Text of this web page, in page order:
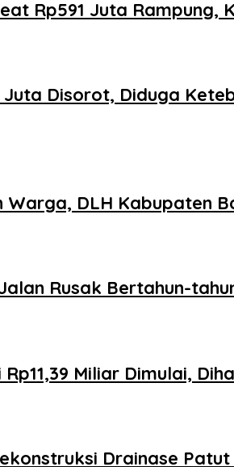
Rp591 Juta Rampung,
Disorot, Diduga
DLH Kabupaten
Rusak Bertahun-
Miliar Dimulai,
Drainase Patut